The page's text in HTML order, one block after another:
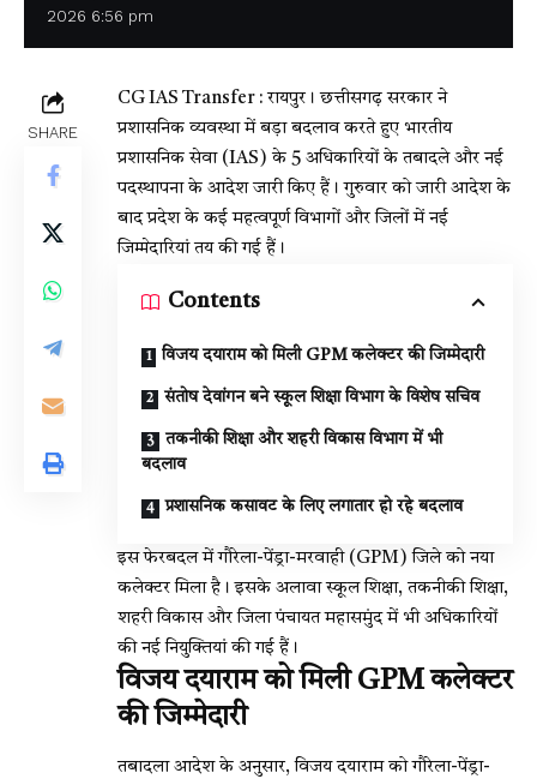
2026 6:56 pm
SHARE
CG IAS Transfer : रायपुर। छत्तीसगढ़ सरकार ने
प्रशासनिक व्यवस्था में बड़ा बदलाव करते हुए भारतीय
प्रशासनिक सेवा (IAS) के 5 अधिकारियों के तबादले और नई
पदस्थापना के आदेश जारी किए हैं। गुरुवार को जारी आदेश के
बाद प्रदेश के कई महत्वपूर्ण विभागों और जिलों में नई
जिम्मेदारियां तय की गई हैं।
Contents
विजय दयाराम को मिली GPM कलेक्टर की जिम्मेदारी
संतोष देवांगन बने स्कूल शिक्षा विभाग के विशेष सचिव
तकनीकी शिक्षा और शहरी विकास विभाग में भी
बदलाव
प्रशासनिक कसावट के लिए लगातार हो रहे बदलाव
इस फेरबदल में गौरेला-पेंड्रा-मरवाही (GPM) जिले को नया
कलेक्टर मिला है। इसके अलावा स्कूल शिक्षा, तकनीकी शिक्षा,
शहरी विकास और जिला पंचायत महासमुंद में भी अधिकारियों
की नई नियुक्तियां की गई हैं।
विजय दयाराम को मिली GPM कलेक्टर
की जिम्मेदारी
तबादला आदेश के अनुसार,विजय दयारामको गौरेला-पेंड्रा-